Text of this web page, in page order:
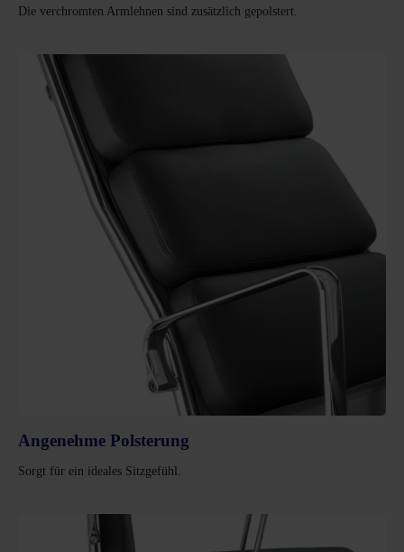
Die verchromten Armlehnen sind zusätzlich gepolstert.
Angenehme Polsterung
Sorgt für ein ideales Sitzgefühl.